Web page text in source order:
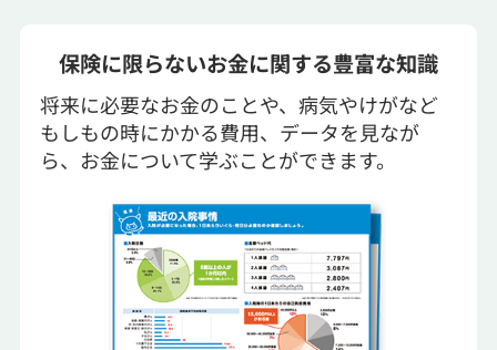
将来に必要なお金のことや、病気やけがなど
もしもの時にかかる費用、データを見なが
ら、お金について学ぶことができます。
保険に限らないお金に関する豊富な知識